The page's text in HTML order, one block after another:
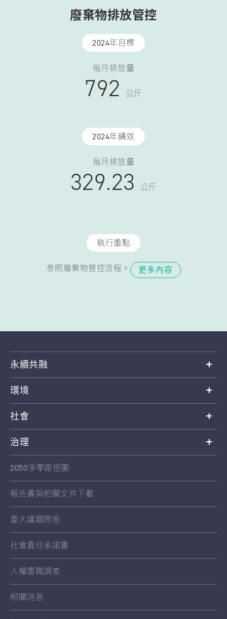
廢棄物排放管控
2024年目標
每月排放量
792 公斤
2024年績效
每月排放量
329.23 公斤
執行重點
參照廢棄物管控流程。 更多內容
永續共融
環境
社會
治理
2050淨零路徑圖
報告書與相關文件下載
重大議題問卷
社會責任承諾書
人權盡職調查
相關消息